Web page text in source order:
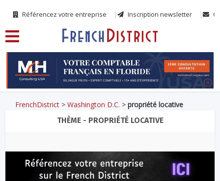
Référencez votre entreprise Inscription newsletter
FrenchDistrict >Washington D.C. >propriété locative
THÈME - PROPRIÉTÉ LOCATIVE